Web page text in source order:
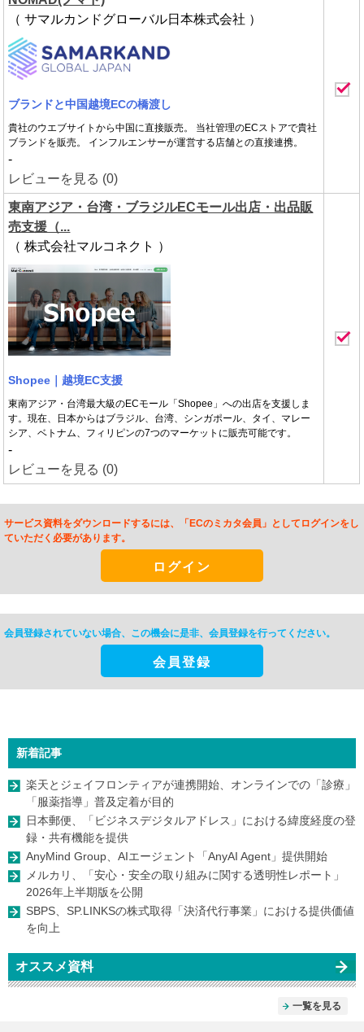
（ サマルカンドグローバル日本株式会社 ）
ブランドと中国越境ECの橋渡し
貴社のウエブサイトから中国に直接販売。 当社管理のECストアで貴社
ブランドを販売。 インフルエンサーが運営する店舗との直接連携。
-
レビューを見る (0)
東南アジア・台湾・ブラジルECモール出店・出品販
売支援（...
（ 株式会社マルコネクト ）
Shopee｜越境EC支援
東南アジア・台湾最大級のECモール「Shopee」への出店を支援しま
す。現在、日本からはブラジル、台湾、シンガポール、タイ、マレー
シア、ベトナム、フィリピンの7つのマーケットに販売可能です。
-
レビューを見る (0)
サービス資料をダウンロードするには、「ECのミカタ会員」としてログインをし
ていただく必要があります。
ログイン
会員登録されていない場合、この機会に是非、 会員登録を行ってください。
会員登録
新着記事
楽天とジェイフロンティアが連携開始、オンラインでの「診療」
「服薬指導」普及定着が目的
日本郵便、「ビジネスデジタルアドレス」における緯度経度の登
録・共有機能を提供
AnyMind Group、AIエージェント「AnyAI Agent」提供開始
メルカリ、「安心・安全の取り組みに関する透明性レポート」
2026年上半期版を公開
SBPS、SP.LINKSの株式取得「決済代行事業」における提供価値
を向上
オススメ資料
一覧を見る